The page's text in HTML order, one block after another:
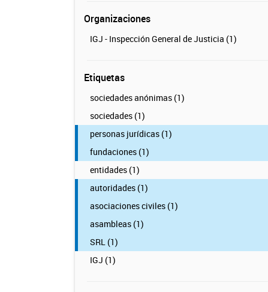
Organizaciones
IGJ - Inspección General de Justicia (1)
Etiquetas
sociedades anónimas (1)
sociedades (1)
personas jurídicas (1)
fundaciones (1)
entidades (1)
autoridades (1)
asociaciones civiles (1)
asambleas (1)
SRL (1)
IGJ (1)